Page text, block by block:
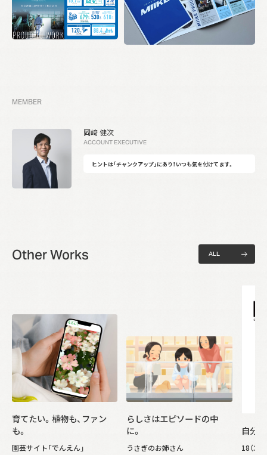
MEMBER
岡﨑 健次
ACCOUNT EXECUTIVE
ヒントは「チャンクアップ」にあり！いつも気を付けてます。
Other Works ALL
育てたい。植物も、ファン
も。
園芸サイト「でんえん」
らしさはエピソードの中
に。
うさぎのお姉さん
自分
18（エ